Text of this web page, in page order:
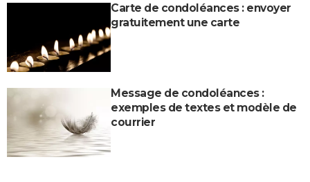
Carte de condoléances : envoyer
gratuitement une carte
Message de condoléances :
exemples de textes et modèle de
courrier